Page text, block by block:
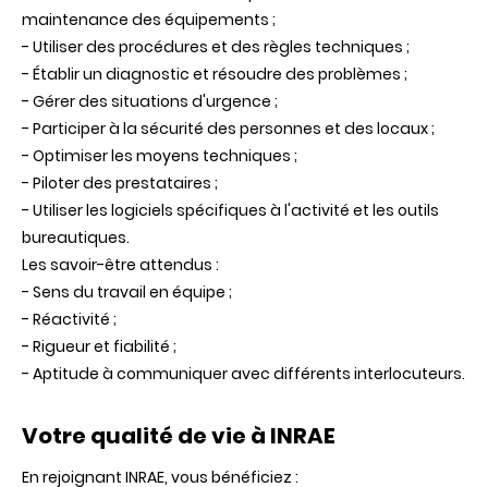
maintenance des équipements ;
- Utiliser des procédures et des règles techniques ;
- Établir un diagnostic et résoudre des problèmes ;
- Gérer des situations d'urgence ;
- Participer à la sécurité des personnes et des locaux ;
- Optimiser les moyens techniques ;
- Piloter des prestataires ;
- Utiliser les logiciels spécifiques à l'activité et les outils
bureautiques.
Les savoir-être attendus :
- Sens du travail en équipe ;
- Réactivité ;
- Rigueur et fiabilité ;
- Aptitude à communiquer avec différents interlocuteurs.
Votre qualité de vie à INRAE
En rejoignant INRAE, vous bénéficiez :